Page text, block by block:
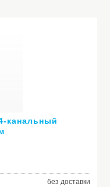
канальный
без доставки